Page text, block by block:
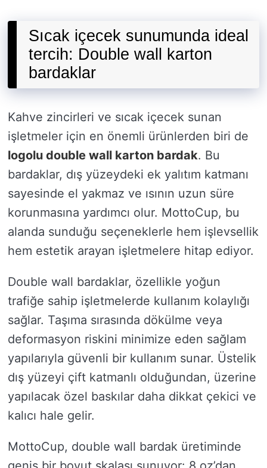
Sıcak içecek sunumunda ideal
tercih: Double wall karton
bardaklar
Kahve zincirleri ve sıcak içecek sunan
işletmeler için en önemli ürünlerden biri de
logolu double wall karton bardak. Bu
bardaklar, dış yüzeydeki ek yalıtım katmanı
sayesinde el yakmaz ve ısının uzun süre
korunmasına yardımcı olur. MottoCup, bu
alanda sunduğu seçeneklerle hem işlevsellik
hem estetik arayan işletmelere hitap ediyor.
Double wall bardaklar, özellikle yoğun
trafiğe sahip işletmelerde kullanım kolaylığı
sağlar. Taşıma sırasında dökülme veya
deformasyon riskini minimize eden sağlam
yapılarıyla güvenli bir kullanım sunar. Üstelik
dış yüzeyi çift katmanlı olduğundan, üzerine
yapılacak özel baskılar daha dikkat çekici ve
kalıcı hale gelir.
MottoCup, double wall bardak üretiminde